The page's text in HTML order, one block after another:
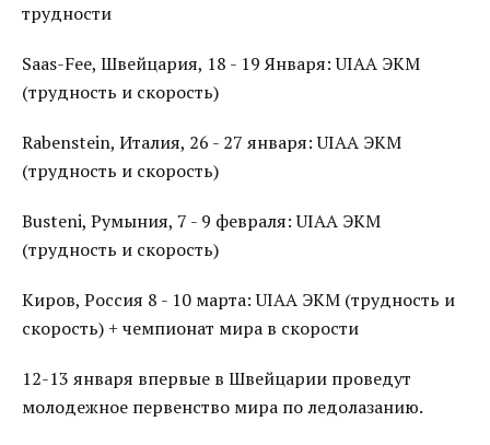
трудности
Saas-Fee, Швейцария, 18 - 19 Января: UIAA ЭКМ
(трудность и скорость)
Rabenstein, Италия, 26 - 27 января: UIAA ЭКМ
(трудность и скорость)
Busteni, Румыния, 7 - 9 февраля: UIAA ЭКМ
(трудность и скорость)
Киров, Россия 8 - 10 марта: UIAA ЭКМ (трудность и
скорость) + чемпионат мира в скорости
12-13 января впервые в Швейцарии проведут
молодежное первенство мира по ледолазанию.